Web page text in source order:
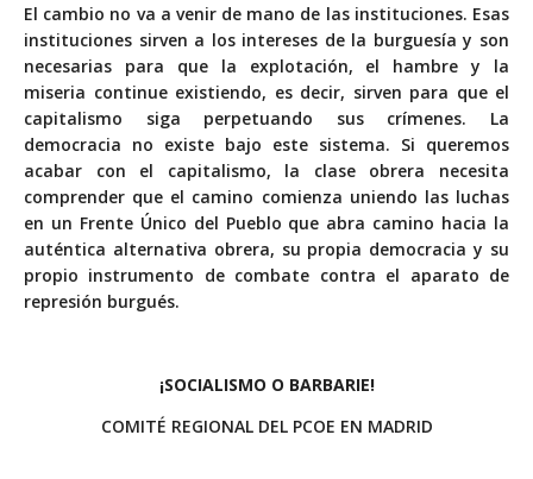
El cambio no va a venir de mano de las instituciones. Esas
instituciones sirven a los intereses de la burguesía y son
necesarias para que la explotación, el hambre y la
miseria continue existiendo, es decir, sirven para que el
capitalismo siga perpetuando sus crímenes. La
democracia no existe bajo este sistema. Si queremos
acabar con el capitalismo, la clase obrera necesita
comprender que el camino comienza uniendo las luchas
en un Frente Único del Pueblo que abra camino hacia la
auténtica alternativa obrera, su propia democracia y su
propio instrumento de combate contra el aparato de
represión burgués.
¡SOCIALISMO O BARBARIE!
COMITÉ REGIONAL DEL PCOE EN MADRID